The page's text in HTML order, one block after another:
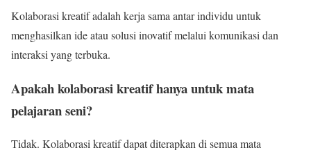
Kolaborasi kreatif adalah kerja sama antar individu untuk
menghasilkan ide atau solusi inovatif melalui komunikasi dan
interaksi yang terbuka.
Apakah kolaborasi kreatif hanya untuk mata
pelajaran seni?
Tidak. Kolaborasi kreatif dapat diterapkan di semua mata